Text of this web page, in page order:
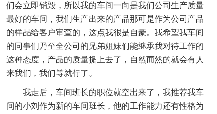
们会立即销毁，所以我的车间一向是我们公司生产质量
最好的车间，我们生产出来的产品那可是作为公司产品
的样品给客户审查的，这点我很是自豪。我希望我车间
的同事们乃至全公司的兄弟姐妹们能继承我对待工作的
这种态度，产品的质量提上去了，自然而然的就会有人
来我们，我们等就行了。
我走后，车间班长的职位就空出来了，我推荐我车
间的小刘作为新的车间班长，他的工作能力还有性格为